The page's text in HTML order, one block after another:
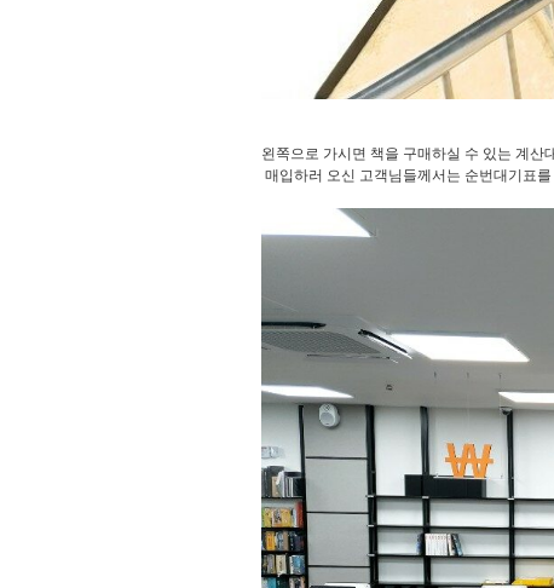
왼쪽으로 가시면 책을 구매하실 수 있는 계
매입하러 오신 고객님들께서는 순번대기표